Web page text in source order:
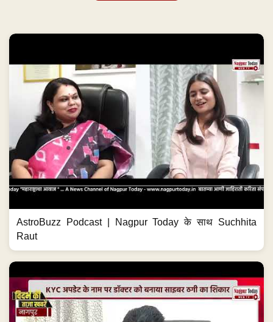
AstroBuzz Podcast | Nagpur Today के साथ Suchhita
Raut